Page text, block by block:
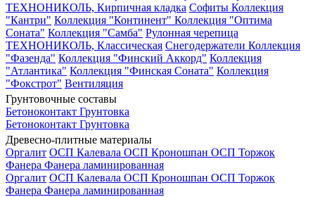
ТЕХНОНИКОЛЬ, Кирпичная кладка Софиты Коллекция
"Кантри" Коллекция "Континент" Коллекция "Оптима
Соната" Коллекция "Самба" Рулонная черепица
ТЕХНОНИКОЛЬ, Классическая Снегодержатели Коллекция
"Фазенда" Коллекция "Финский Аккорд" Коллекция
"Атлантика" Коллекция "Финская Соната" Коллекция
"Фокстрот" Вентиляция
Грунтовочные составы
Бетоноконтакт Грунтовка
Бетоноконтакт Грунтовка
Древесно-плитные материалы
Оргалит ОСП Калевала ОСП Кроношпан ОСП Торжок
Фанера Фанера ламинированная
Оргалит ОСП Калевала ОСП Кроношпан ОСП Торжок
Фанера Фанера ламинированная